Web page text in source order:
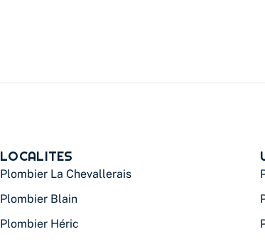
LOCALITES
Plombier La Chevallerais
Plombier Blain
Plombier Héric